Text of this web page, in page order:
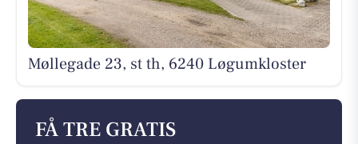
Møllegade 23, st th, 6240 Løgumkloster
FÅ TRE GRATIS